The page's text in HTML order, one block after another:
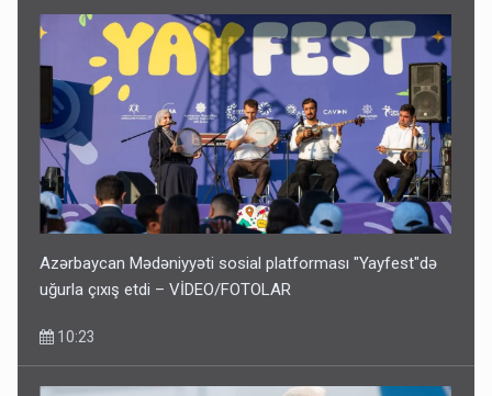
Azərbaycan Mədəniyyəti sosial platforması "Yayfest"də
uğurla çıxış etdi – VİDEO/FOTOLAR
10:23